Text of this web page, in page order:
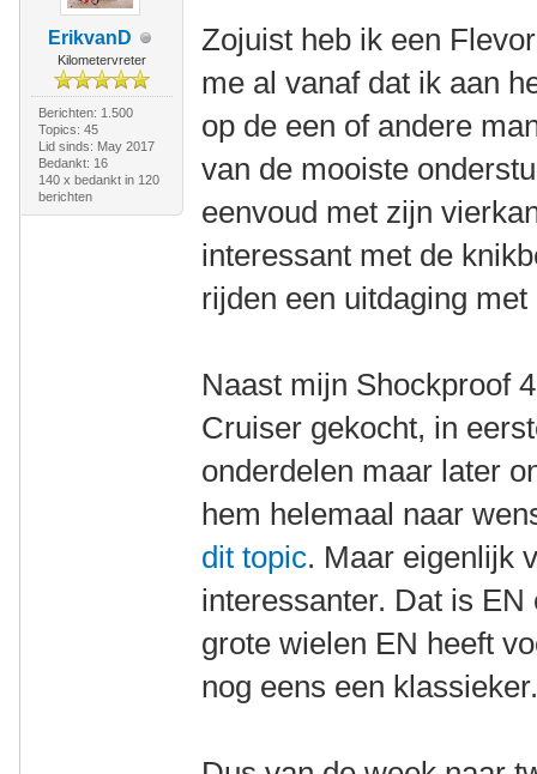
ErikvanD
Kilometervreter
Berichten: 1.500
Topics: 45
Lid sinds: May 2017
Bedankt: 16
140 x bedankt in 120
berichten
Zojuist heb ik een
me al vanaf dat ik aan
op de een of andere
van de mooiste
eenvoud met zijn
interessant met de
rijden een uitdaging
Naast mijn Shockproof
Cruiser gekocht, in
onderdelen maar later
hem helemaal naar
dit topic. Maar eigenlijk
interessanter. Dat is
grote wielen EN heeft
nog eens een